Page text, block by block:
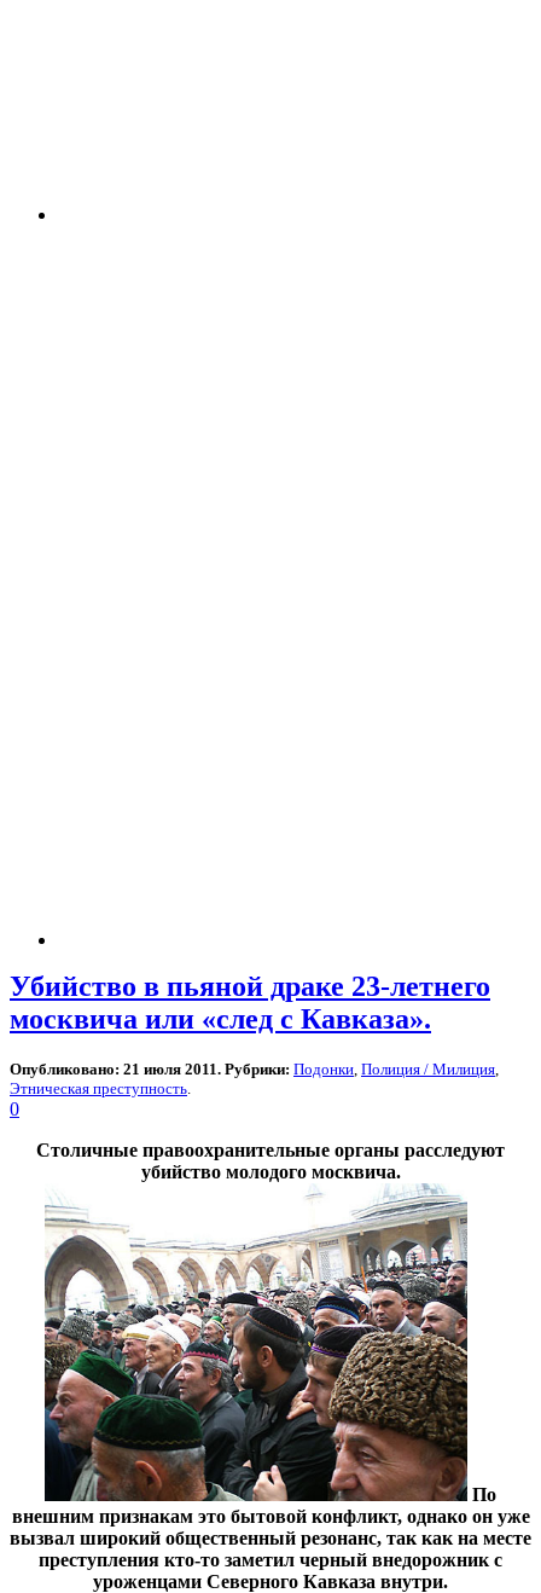
Убийство в пьяной драке 23-летнего
москвича или «след с Кавказа».
Опубликовано: 21 июля 2011. Рубрики: Подонки Полиция / Милиция
Этническая преступность
0
Столичные правоохранительные органы расследуют
убийство молодого москвича.
По
внешним признакам это бытовой конфликт, однако он уже
вызвал широкий общественный резонанс, так как на месте
преступления кто-то заметил черный внедорожник с
уроженцами Северного Кавказа внутри.